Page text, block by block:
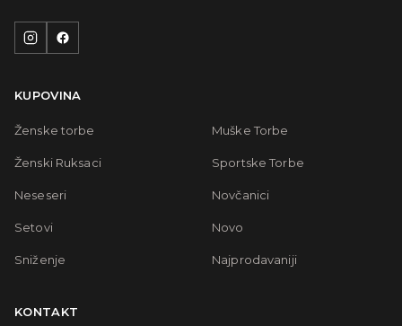
KUPOVINA
Ženske torbe Muške Torbe
Ženski Ruksaci Sportske Torbe
Neseseri Novčanici
Setovi Novo
Sniženje Najprodavaniji
KONTAKT